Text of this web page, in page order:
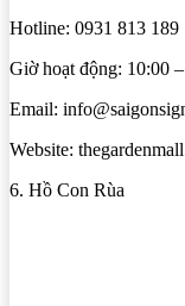
Hotline: 0931 813 189
Giờ hoạt động: 10:00
Email:
Website:
6. Hồ Con Rùa